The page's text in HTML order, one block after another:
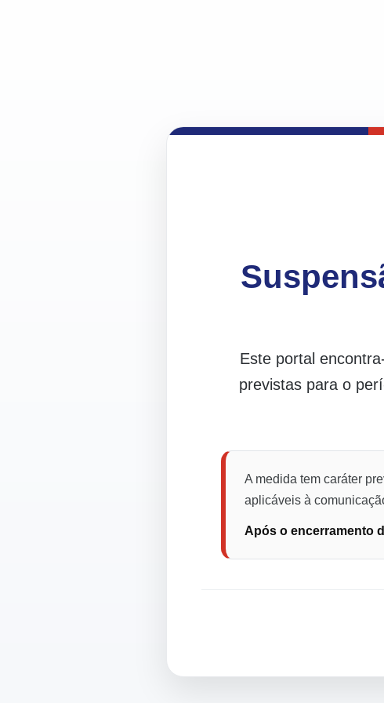
Este portal
previstas para o
A medida tem caráter
aplicáveis à
Após o encerramento